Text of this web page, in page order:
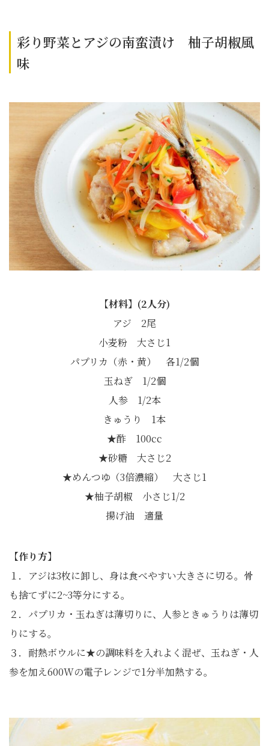
彩り野菜とアジの南蛮漬け 柚子胡椒風
味
【材料】(2人分)
アジ 2尾
小麦粉 大さじ1
パプリカ（赤・黄） 各1/2個
玉ねぎ 1/2個
人参 1/2本
きゅうり 1本
★酢 100cc
★砂糖 大さじ2
★めんつゆ（3倍濃縮） 大さじ1
★柚子胡椒 小さじ1/2
揚げ油 適量
【作り方】
１．アジは3枚に卸し、身は食べやすい大きさに切る。骨
も捨てずに2~3等分にする。
２．パプリカ・玉ねぎは薄切りに、人参ときゅうりは薄切
りにする。
３．耐熱ボウルに★の調味料を入れよく混ぜ、玉ねぎ・人
参を加え600Wの電子レンジで1分半加熱する。